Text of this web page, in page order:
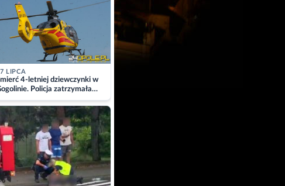
LIPCA
4-letniej dziewczynki w
Policja zatrzymała